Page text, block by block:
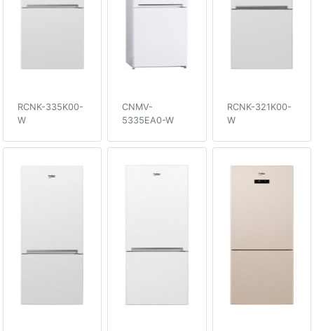
RCNK-335K00-
W
CNMV-
5335EA0-W
RCNK-321K00-
W